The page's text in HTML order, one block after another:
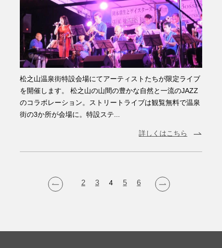
松之山温泉街特設会場にてアーティストたちが限定ライブ
を開催します。 松之山の山間の豊かな自然と一流のJAZZ
のコラボレーション。ストリートライブは観覧無料で温泉
街の3か所が会場に。特設ステ...
詳しくはこちら
2 3 4 5 6